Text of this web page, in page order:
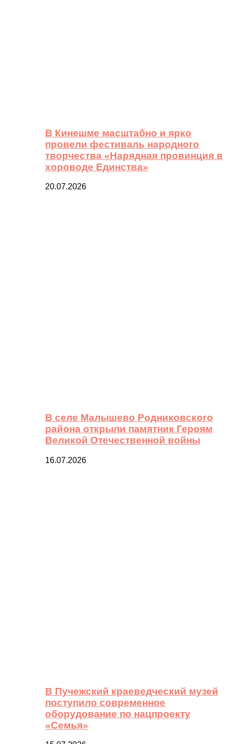
В Кинешме масштабно и ярко
провели фестиваль народного
творчества «Нарядная провинция в
хороводе Единства»
20.07.2026
В селе Малышево Родниковского
района открыли памятник Героям
Великой Отечественной войны
16.07.2026
В Пучежский краеведческий музей
поступило современное
оборудование по нацпроекту
«Семья»